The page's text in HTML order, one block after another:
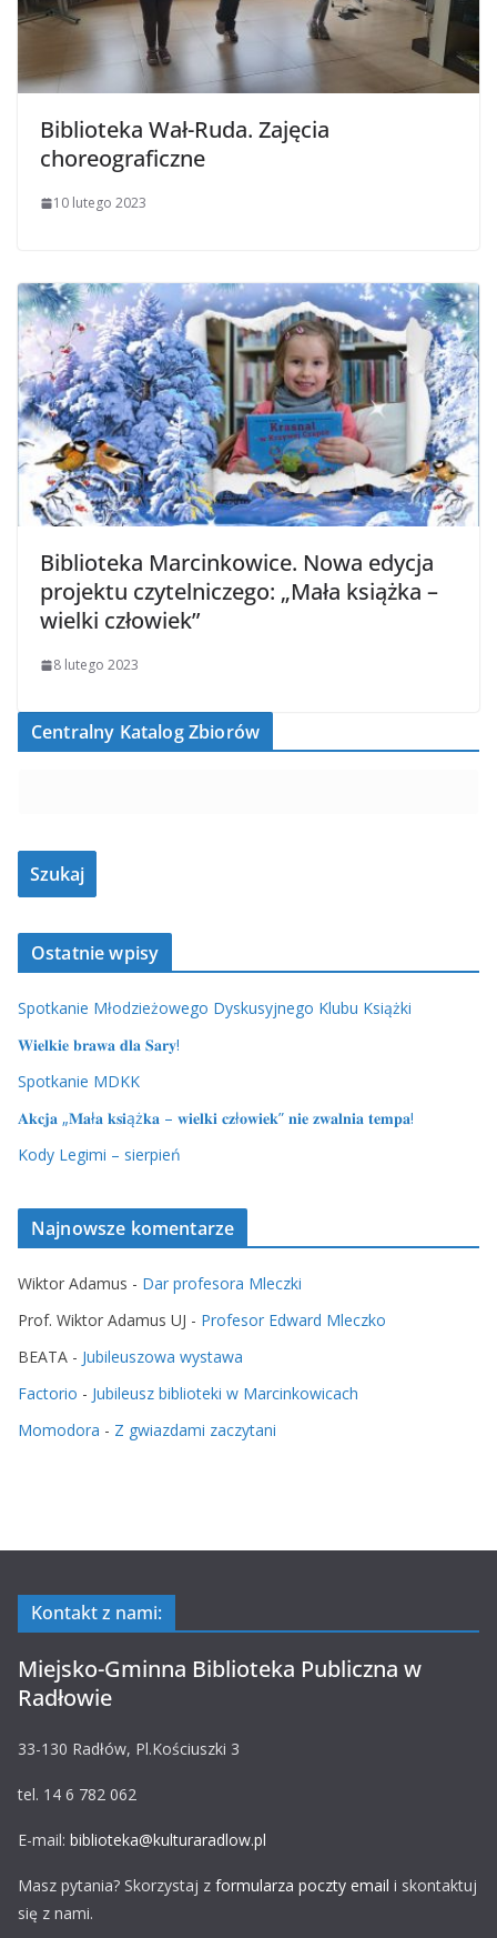
Biblioteka Wał-Ruda. Zajęcia
choreograficzne
10 lutego 2023
Biblioteka Marcinkowice. Nowa edycja
projektu czytelniczego: „Mała książka –
wielki człowiek”
8 lutego 2023
Centralny Katalog Zbiorów
Ostatnie wpisy
Spotkanie Młodzieżowego Dyskusyjnego Klubu Książki
𝐖𝐢𝐞𝐥𝐤𝐢𝐞 𝐛𝐫𝐚𝐰𝐚 𝐝𝐥𝐚 𝐒𝐚𝐫𝐲!
Spotkanie MDKK
𝐀𝐤𝐜𝐣𝐚 „𝐌𝐚ł𝐚 𝐤𝐬𝐢ąż𝐤𝐚 – 𝐰𝐢𝐞𝐥𝐤𝐢 𝐜𝐳ł𝐨𝐰𝐢𝐞𝐤” 𝐧𝐢𝐞 𝐳𝐰𝐚𝐥𝐧𝐢𝐚 𝐭𝐞𝐦𝐩𝐚!
Kody Legimi – sierpień
Najnowsze komentarze
Wiktor Adamus - Dar profesora Mleczki
Prof. Wiktor Adamus UJ - Profesor Edward Mleczko
BEATA - Jubileuszowa wystawa
Factorio - Jubileusz biblioteki w Marcinkowicach
Momodora - Z gwiazdami zaczytani
Kontakt z nami:
Miejsko-Gminna Biblioteka Publiczna w
Radłowie
33-130 Radłów, Pl.Kościuszki 3
tel. 14 6 782 062
E-mail: biblioteka@kulturaradlow.pl
Masz pytania? Skorzystaj z formularza poczty email i skontaktuj
się z nami.